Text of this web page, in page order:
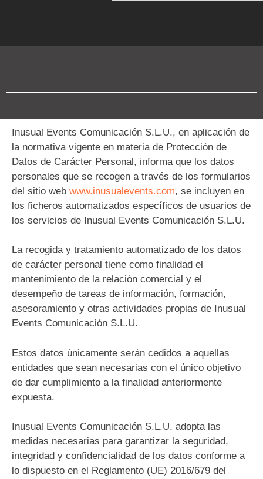
Inusual Events Comunicación S.L.U., en aplicación de
la normativa vigente en materia de Protección de
Datos de Carácter Personal, informa que los datos
personales que se recogen a través de los formularios
del sitio web www.inusualevents.com, se incluyen en
los ficheros automatizados específicos de usuarios de
los servicios de Inusual Events Comunicación S.L.U.
La recogida y tratamiento automatizado de los datos
de carácter personal tiene como finalidad el
mantenimiento de la relación comercial y el
desempeño de tareas de información, formación,
asesoramiento y otras actividades propias de Inusual
Events Comunicación S.L.U.
Estos datos únicamente serán cedidos a aquellas
entidades que sean necesarias con el único objetivo
de dar cumplimiento a la finalidad anteriormente
expuesta.
Inusual Events Comunicación S.L.U. adopta las
medidas necesarias para garantizar la seguridad,
integridad y confidencialidad de los datos conforme a
lo dispuesto en el Reglamento (UE) 2016/679 del